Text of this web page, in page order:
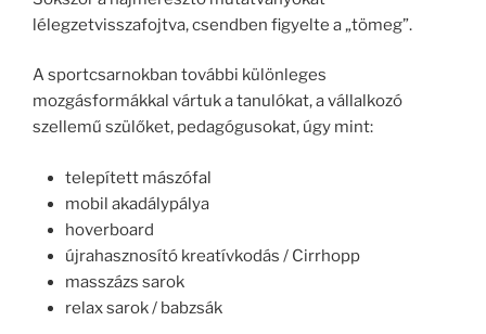
lélegzetvisszafojtva, csendben figyelte a „tömeg”.
A sportcsarnokban további különleges
mozgásformákkal vártuk a tanulókat, a vállalkozó
szellemű szülőket, pedagógusokat, úgy mint:
telepített mászófal
mobil akadálypálya
hoverboard
újrahasznosító kreatívkodás / Cirrhopp
masszázs sarok
relax sarok / babzsák